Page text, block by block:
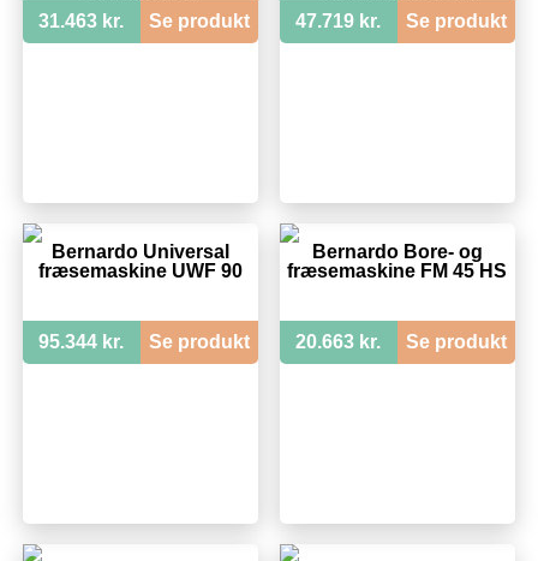
31.463 kr.
Se produkt
47.719 kr.
Se produkt
Bernardo Universal
fræsemaskine UWF 90
95.344 kr. Se produkt
Bernardo Bore- og
fræsemaskine FM 45 HS
20.663 kr. Se produkt